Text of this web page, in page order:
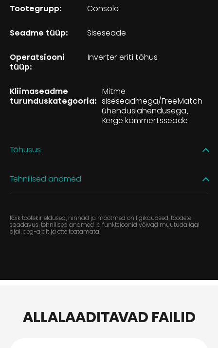
Tootegrupp: Console
Seadme tüüp: Siseseade
Operatsiooni
tüüp:
Inverter eriti tõhus
Kliimaseadme
turunduskategooria:
Mitme
siseseadmega/FreeMatch
ühenduslahendusega
Kerge kommertsseade
Tõhusus
Tehnilised andmed
Kõik tootekirjeldused, hinnad ja mõõtmed on ligikaudsed, toodete
saadavus, tehnilised andmed ja funktsioonid võivad muutuda igal
ajal, aeg-ajalt ja ette teatamata.
ALLALAADITAVAD FAILID